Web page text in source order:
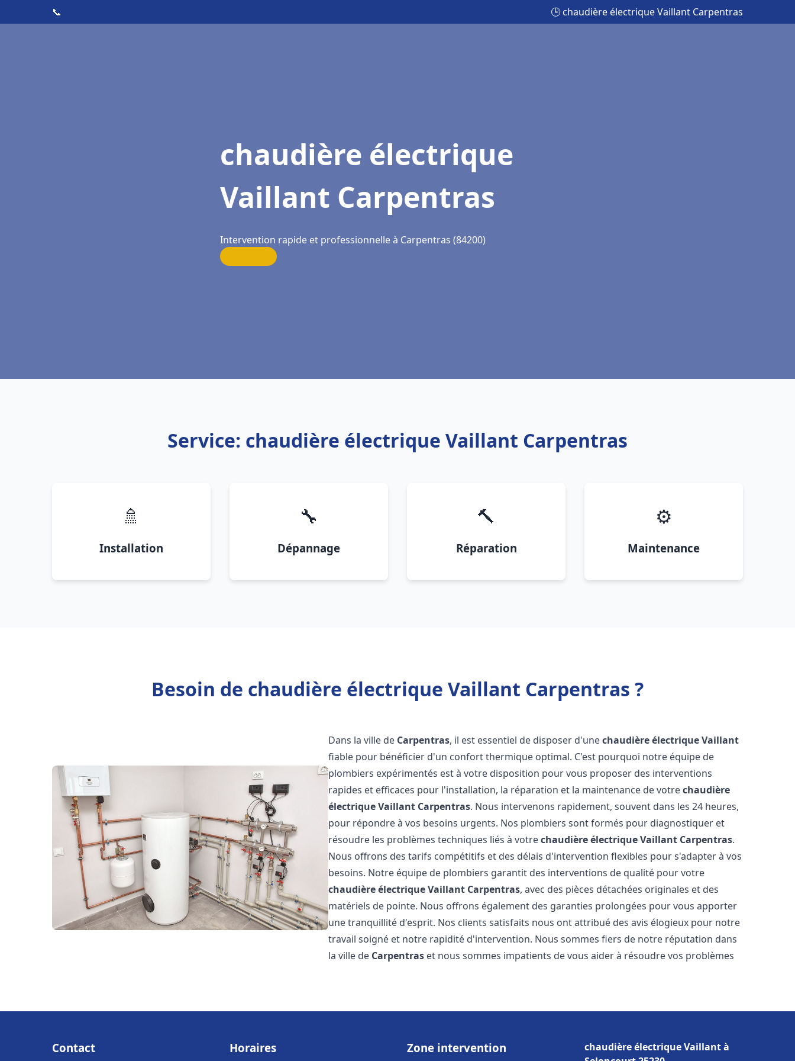
📞 🕒 chaudière électrique Vaillant Carpentras
chaudière électrique
Vaillant Carpentras
Intervention rapide et professionnelle à Carpentras (84200)
Service: chaudière électrique Vaillant Carpentras
🚿
Installation
🔧
Dépannage
🔨
Réparation
⚙️
Maintenance
Besoin de chaudière électrique Vaillant Carpentras ?
Dans la ville de Carpentras, il est essentiel de disposer d'unechaudière électrique Vaillant
fiable pour bénéficier d'un confort thermique optimal. C'est pourquoi notre équipe de
plombiers expérimentés est à votre disposition pour vous proposer des interventions
rapides et efficaces pour l'installation, la réparation et la maintenance de votrechaudière
électrique Vaillant Carpentras. Nous intervenons rapidement, souvent dans les 24 heures,
pour répondre à vos besoins urgents. Nos plombiers sont formés pour diagnostiquer et
résoudre les problèmes techniques liés à votrechaudière électrique Vaillant Carpentras.
Nous offrons des tarifs compétitifs et des délais d'intervention flexibles pour s'adapter à vos
besoins. Notre équipe de plombiers garantit des interventions de qualité pour votre
chaudière électrique Vaillant Carpentras, avec des pièces détachées originales et des
matériels de pointe. Nous offrons également des garanties prolongées pour vous apporter
une tranquillité d'esprit. Nos clients satisfaits nous ont attribué des avis élogieux pour notre
travail soigné et notre rapidité d'intervention. Nous sommes fiers de notre réputation dans
la ville de Carpentras et nous sommes impatients de vous aider à résoudre vos problèmes
Contact Horaires Zone intervention
chaudière électrique Vaillant à